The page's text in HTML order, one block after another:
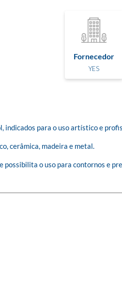
Fornecedor
YES
indicados para o uso artístico e
cerâmica, madeira e metal.
possibilita o uso para contornos e